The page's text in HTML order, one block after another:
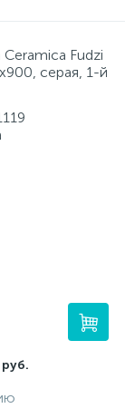
Ceramica Fudzi
серая, 1-й